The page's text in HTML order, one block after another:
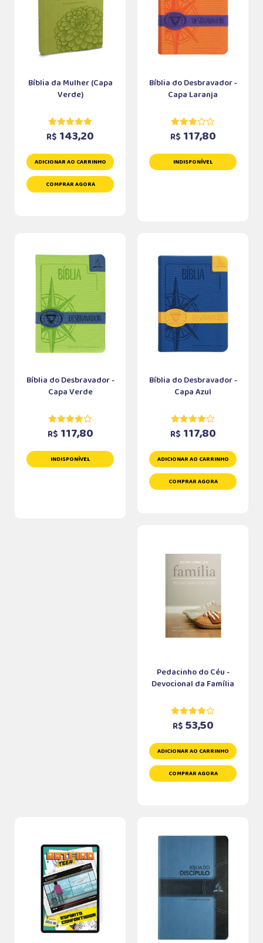
Bíblia da Mulher (Capa
Verde)
R$ 143,20
ADICIONAR AO CARRINHO
COMPRAR AGORA
Bíblia do Desbravador -
Capa Laranja
R$ 117,80
INDISPONÍVEL
Bíblia do Desbravador -
Capa Verde
R$ 117,80
INDISPONÍVEL
Bíblia do Desbravador -
Capa Azul
R$ 117,80
ADICIONAR AO CARRINHO
COMPRAR AGORA
Pedacinho do Céu -
Devocional da Família
R$ 53,50
ADICIONAR AO CARRINHO
COMPRAR AGORA